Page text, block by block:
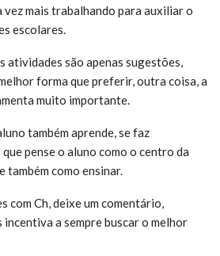
mais trabalhando para auxiliar o
escolares.
atividades são apenas sugestões,
forma que preferir, outra coisa, a
muito importante.
também aprende, se faz
pense o aluno como o centro da
também como ensinar.
com Ch, deixe um comentário,
a sempre buscar o melhor